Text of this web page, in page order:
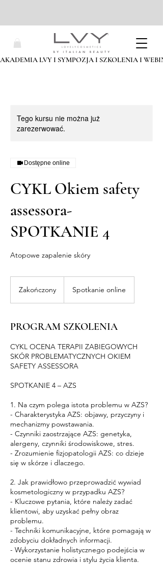
AKADEMIA LVY I SYMPOZJA I SZKOLENIA I
Tego kursu nie można już
zarezerwować.
Dostępne online
CYKL Okiem safety
assessora-
SPOTKANIE 4
Atopowe zapalenie skóry
Zakończony
ń
z
o
n
Spotkanie online
PROGRAM SZKOLENIA
CYKL OCENA TERAPII ZABIEGOWYCH
SKÓR PROBLEMATYCZNYCH OKIEM
SAFETY ASSESSORA
SPOTKANIE 4 – AZS
1. Na czym polega istota problemu w AZS?
- Charakterystyka AZS: objawy, przyczyny i
mechanizmy powstawania.
- Czynniki zaostrzające AZS: genetyka,
alergeny, czynniki środowiskowe, stres.
- Zrozumienie fizjopatologii AZS: co dzieje
się w skórze i dlaczego.
2. Jak prawidłowo przeprowadzić wywiad
kosmetologiczny w przypadku AZS?
- Kluczowe pytania, które należy zadać
klientowi, aby uzyskać pełny obraz
problemu.
- Techniki komunikacyjne, które pomagają w
zdobyciu dokładnych informacji.
- Wykorzystanie holistycznego podejścia w
ocenie stanu zdrowia i stylu życia klienta.